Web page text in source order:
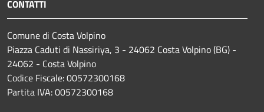
CONTATTI
Comune di Costa Volpino
Piazza Caduti di Nassiriya, 3 - 24062 Costa Volpino (BG) -
24062 - Costa Volpino
Codice Fiscale: 00572300168
Partita IVA: 00572300168